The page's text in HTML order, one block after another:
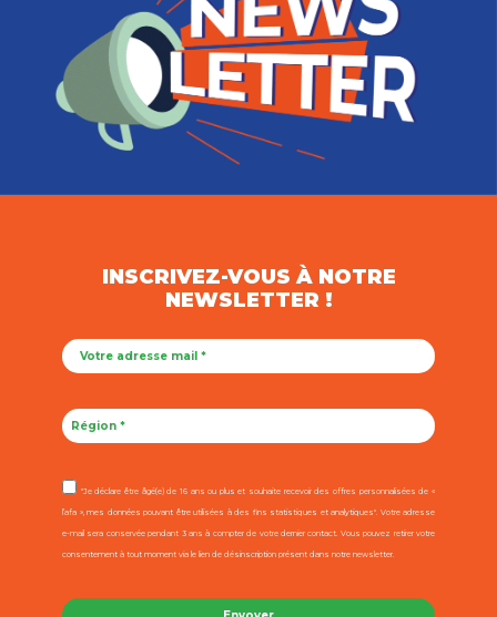
INSCRIVEZ-VOUS À NOTRE
NEWSLETTER !
"Je déclare être âgé(e) de 16 ans ou plus et souhaite recevoir des offres personnalisées de «
l’afa », mes données pouvant être utilisées à des fins statistiques et analytiques". Votre adresse
e-mail sera conservée pendant 3 ans à compter de votre dernier contact. Vous pouvez retirer votre
consentement à tout moment via le lien de désinscription présent dans notre newsletter.